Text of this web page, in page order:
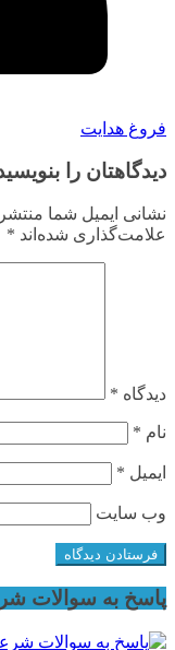
فروغ هدایت
دیدگاهتان را
نشانی ایمیل شما
علامت‌گذاری شده‌اند *
دیدگاه *
نام *
ایمیل *
وب‌ سایت
پاسخ به سوالات